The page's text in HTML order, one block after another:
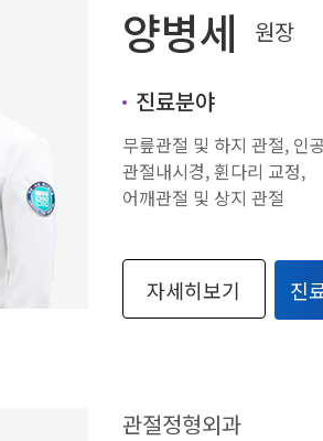
양병세 원장
진료분야
무릎관절 및 하지 관절, 인
관절내시경, 휜다리 교정,
어깨관절 및 상지 관절
자세히보기 진
관절정형외과